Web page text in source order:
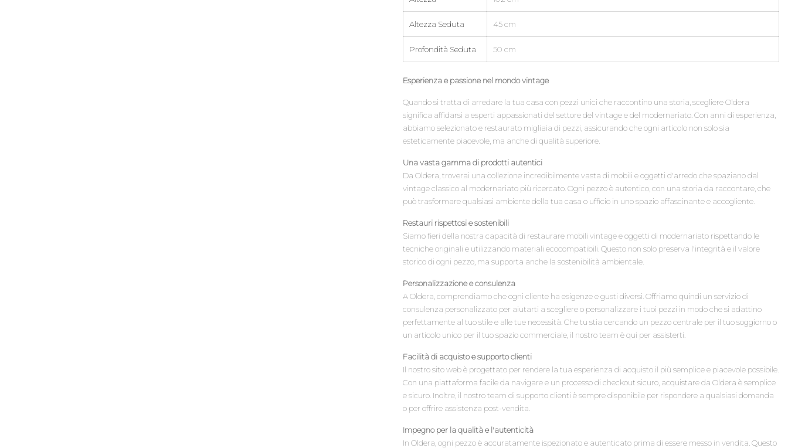
Altezza Seduta 45 cm
Profondità Seduta 50 cm
Esperienza e passione nel mondo vintage
Quando si tratta di arredare la tua casa con pezzi unici che raccontino una storia, scegliere Oldera
significa affidarsi a esperti appassionati del settore del vintage e del modernariato. Con anni di esperienza,
abbiamo selezionato e restaurato migliaia di pezzi, assicurando che ogni articolo non solo sia
esteticamente piacevole, ma anche di qualità superiore.
Una vasta gamma di prodotti autentici
Da Oldera, troverai una collezione incredibilmente vasta di mobili e oggetti d'arredo che spaziano dal
vintage classico al modernariato più ricercato. Ogni pezzo è autentico, con una storia da raccontare, che
può trasformare qualsiasi ambiente della tua casa o ufficio in uno spazio affascinante e accogliente.
Restauri rispettosi e sostenibili
Siamo fieri della nostra capacità di restaurare mobili vintage e oggetti di modernariato rispettando le
tecniche originali e utilizzando materiali ecocompatibili. Questo non solo preserva l'integrità e il valore
storico di ogni pezzo, ma supporta anche la sostenibilità ambientale.
Personalizzazione e consulenza
A Oldera, comprendiamo che ogni cliente ha esigenze e gusti diversi. Offriamo quindi un servizio di
consulenza personalizzato per aiutarti a scegliere o personalizzare i tuoi pezzi in modo che si adattino
perfettamente al tuo stile e alle tue necessità. Che tu stia cercando un pezzo centrale per il tuo soggiorno o
un articolo unico per il tuo spazio commerciale, il nostro team è qui per assisterti.
Facilità di acquisto e supporto clienti
Il nostro sito web è progettato per rendere la tua esperienza di acquisto il più semplice e piacevole possibile.
Con una piattaforma facile da navigare e un processo di checkout sicuro, acquistare da Oldera è semplice
e sicuro. Inoltre, il nostro team di supporto clienti è sempre disponibile per rispondere a qualsiasi domanda
o per offrire assistenza post-vendita.
Impegno per la qualità e l'autenticità
In Oldera, ogni pezzo è accuratamente ispezionato e autenticato prima di essere messo in vendita. Questo